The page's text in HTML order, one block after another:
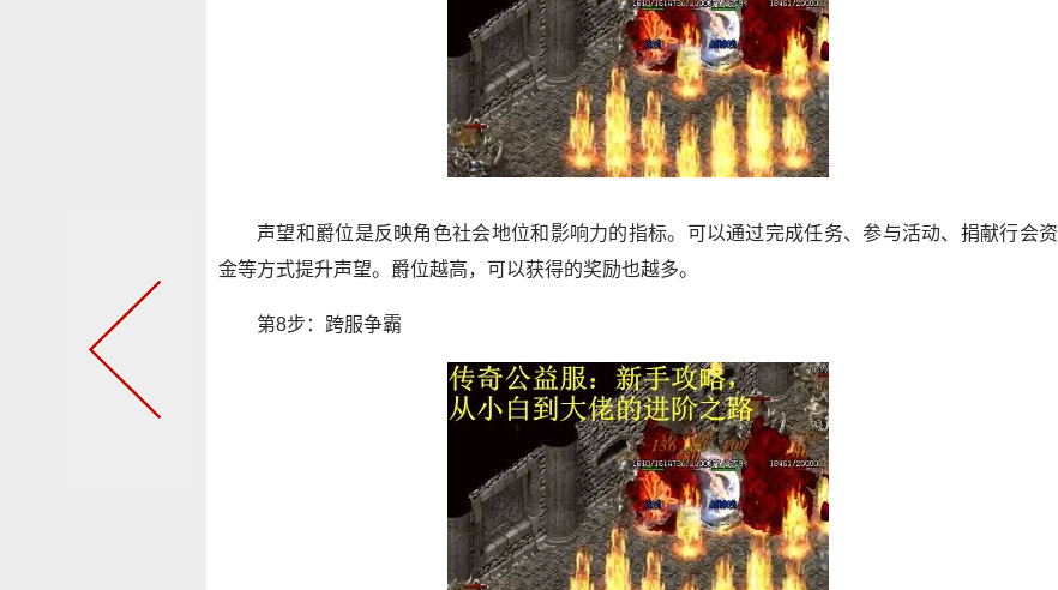
声望和爵位是反映角色社会地位和影响力的指标。可以通过完成任务、参与活动、捐献行会资
金等方式提升声望。爵位越高，可以获得的奖励也越多。
第8步：跨服争霸